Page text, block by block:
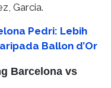
Garcia.
Pedri: Lebih
Ballon d’Or
Barcelona vs